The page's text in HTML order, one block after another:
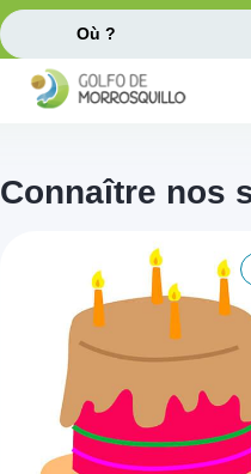
Où ?
Connaître nos